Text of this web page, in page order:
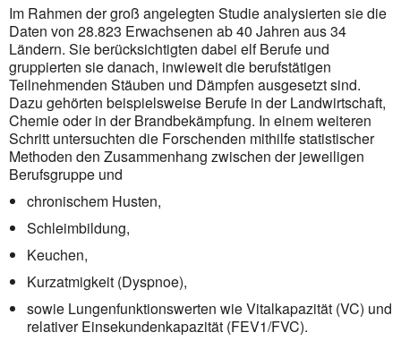
Im Rahmen der groß angelegten Studie analysierten sie die
Daten von 28.823 Erwachsenen ab 40 Jahren aus 34
Ländern. Sie berücksichtigten dabei elf Berufe und
gruppierten sie danach, inwieweit die berufstätigen
Teilnehmenden Stäuben und Dämpfen ausgesetzt sind.
Dazu gehörten beispielsweise Berufe in der Landwirtschaft,
Chemie oder in der Brandbekämpfung. In einem weiteren
Schritt untersuchten die Forschenden mithilfe statistischer
Methoden den Zusammenhang zwischen der jeweiligen
Berufsgruppe und
chronischem Husten,
Schleimbildung,
Keuchen,
Kurzatmigkeit (Dyspnoe),
sowie Lungenfunktionswerten wie Vitalkapazität (VC) und
relativer Einsekundenkapazität (FEV1/FVC).